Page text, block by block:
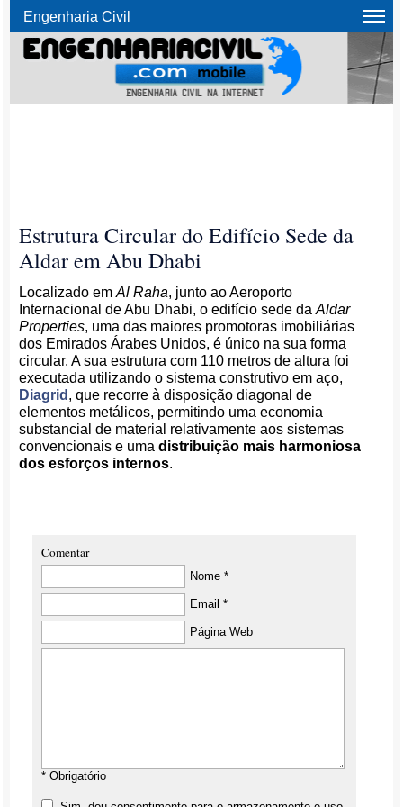
Engenharia Civil
Estrutura Circular do Edifício Sede da
Aldar em Abu Dhabi
Localizado emAl Raha, junto ao Aeroporto
Internacional de Abu Dhabi, o edifício sede daAldar
Properties, uma das maiores promotoras imobiliárias
dos Emirados Árabes Unidos, é único na sua forma
circular. A sua estrutura com 110 metros de altura foi
executada utilizando o sistema construtivo em aço,
Diagrid , que recorre à disposição diagonal de
elementos metálicos, permitindo uma economia
substancial de material relativamente aos sistemas
convencionais e umadistribuição mais harmoniosa
dos esforços internos.
Comentar
Nome *
Email *
Página Web
* Obrigatório